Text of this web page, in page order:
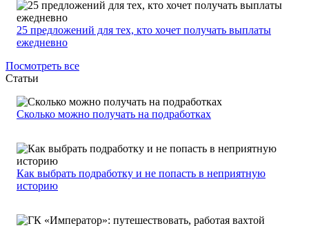
25 предложений для тех, кто хочет получать выплаты
ежедневно
Посмотреть все
Статьи
Сколько можно получать на подработках
Как выбрать подработку и не попасть в неприятную
историю